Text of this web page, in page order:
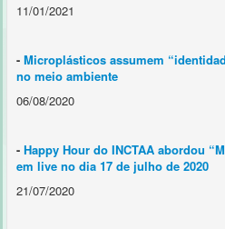
11/01/2021
- Microplásticos assumem
no meio ambiente
06/08/2020
- Happy Hour do INCTAA abordou
em live no dia 17 de julho de 2020
21/07/2020